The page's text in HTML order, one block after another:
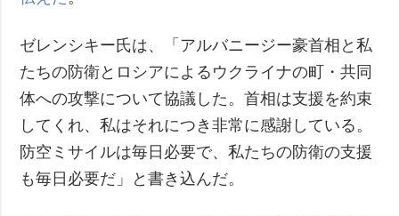
ゼレンシキー氏は、「アルバニージー豪首相と私
たちの防衛とロシアによるウクライナの町・共同
体への攻撃について協議した。首相は支援を約束
してくれ、私はそれにつき非常に感謝している。
防空ミサイルは毎日必要で、私たちの防衛の支援
も毎日必要だ」と書き込んだ。